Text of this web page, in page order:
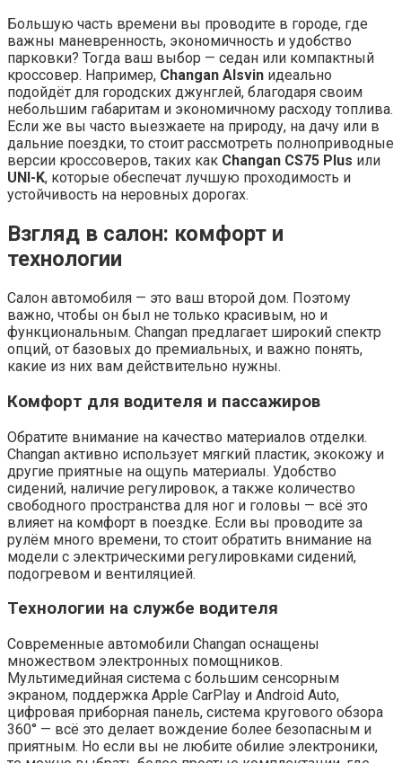
Большую часть времени вы проводите в городе, где
важны маневренность, экономичность и удобство
парковки? Тогда ваш выбор — седан или компактный
кроссовер. Например, Changan Alsvin идеально
подойдёт для городских джунглей, благодаря своим
небольшим габаритам и экономичному расходу топлива.
Если же вы часто выезжаете на природу, на дачу или в
дальние поездки, то стоит рассмотреть полноприводные
версии кроссоверов, таких как Changan CS75 Plus или
UNI-K, которые обеспечат лучшую проходимость и
устойчивость на неровных дорогах.
Взгляд в салон: комфорт и
технологии
Салон автомобиля — это ваш второй дом. Поэтому
важно, чтобы он был не только красивым, но и
функциональным. Changan предлагает широкий спектр
опций, от базовых до премиальных, и важно понять,
какие из них вам действительно нужны.
Комфорт для водителя и пассажиров
Обратите внимание на качество материалов отделки.
Changan активно использует мягкий пластик, экокожу и
другие приятные на ощупь материалы. Удобство
сидений, наличие регулировок, а также количество
свободного пространства для ног и головы — всё это
влияет на комфорт в поездке. Если вы проводите за
рулём много времени, то стоит обратить внимание на
модели с электрическими регулировками сидений,
подогревом и вентиляцией.
Технологии на службе водителя
Современные автомобили Changan оснащены
множеством электронных помощников.
Мультимедийная система с большим сенсорным
экраном, поддержка Apple CarPlay и Android Auto,
цифровая приборная панель, система кругового обзора
360° — всё это делает вождение более безопасным и
приятным. Но если вы не любите обилие электроники,